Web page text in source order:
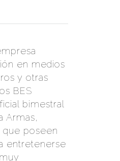
en medios
y otras
BES
bimestral
Armas,
que poseen
entretenerse